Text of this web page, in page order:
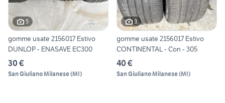
5
gomme usate 2156017 Estivo
DUNLOP - ENASAVE EC300
30 €
San Giuliano Milanese(MI)
3
gomme usate 2156017 Estivo
CONTINENTAL - Con - 305
40 €
San Giuliano Milanese(MI)